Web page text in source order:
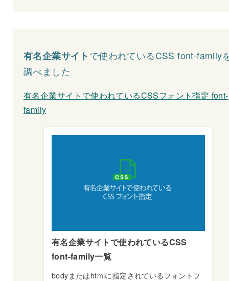
有名企業サイト で使われているCSS font-family
調べました
有名企業サイトで使われているCSSフォント指定 font-
family
有名企業サイトで使われているCSS
font-family一覧
bodyまたはhtmlに指定されているフォントフ